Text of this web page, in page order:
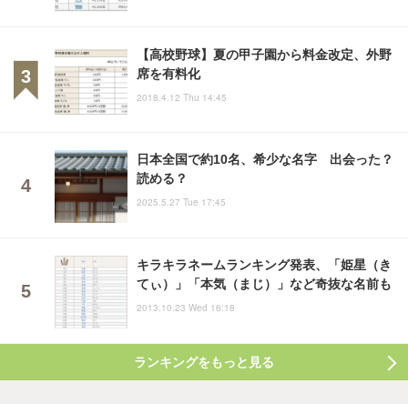
【高校野球】夏の甲子園から料金改定、外野
席を有料化
2018.4.12 Thu 14:45
日本全国で約10名、希少な名字 出会った？
読める？
2025.5.27 Tue 17:45
キラキラネームランキング発表、「姫星（き
てぃ）」「本気（まじ）」など奇抜な名前も
2013.10.23 Wed 16:18
ランキングをもっと見る